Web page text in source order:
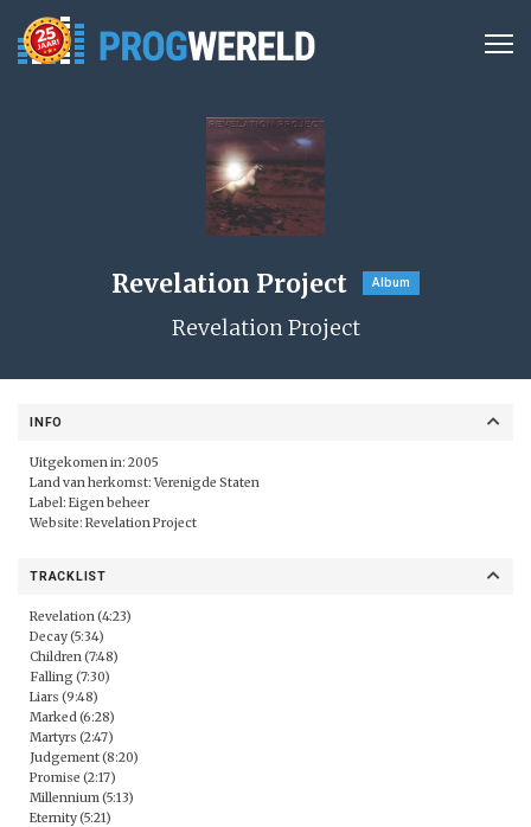
Revelation Project Album
Revelation Project
INFO
Uitgekomen in: 2005
Land van herkomst: Verenigde Staten
Label: Eigen beheer
Website: Revelation Project
TRACKLIST
Revelation (4:23)
Decay (5:34)
Children (7:48)
Falling (7:30)
Liars (9:48)
Marked (6:28)
Martyrs (2:47)
Judgement (8:20)
Promise (2:17)
Millennium (5:13)
Eternity (5:21)